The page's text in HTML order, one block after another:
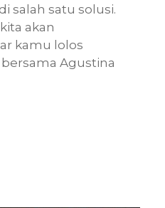
salah satu solusi.
akan
kamu lolos
Agustina